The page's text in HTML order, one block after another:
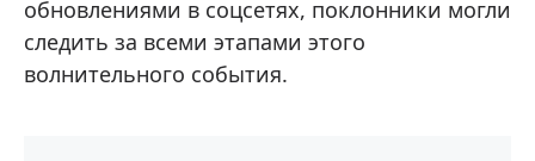
обновлениями в соцсетях, поклонники могли
следить за всеми этапами этого
волнительного события.